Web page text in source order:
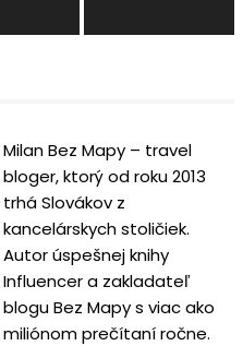
Milan Bez Mapy – travel
bloger, ktorý od roku 2013
trhá Slovákov z
kancelárskych stoličiek.
Autor úspešnej knihy
Influencer a zakladateľ
blogu Bez Mapy s viac ako
miliónom prečítaní ročne.